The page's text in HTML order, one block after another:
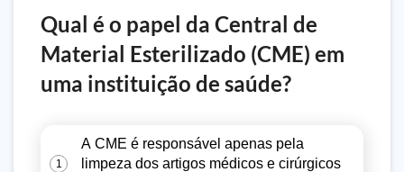
Qual é o papel da Central de
Material Esterilizado (CME) em
uma instituição de saúde?
1
A CME é responsável apenas pela
limpeza dos artigos médicos e cirúrgicos